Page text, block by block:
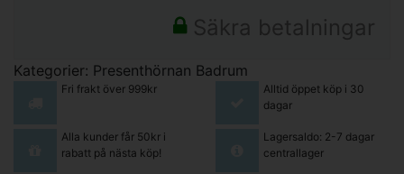
Säkra betalningar
Kategorier: Presenthörnan Badrum
Fri frakt över 999kr
Alltid öppet köp i 30
dagar
Alla kunder får 50kr i
rabatt på nästa köp!
Lagersaldo: 2-7 dagar
centrallager